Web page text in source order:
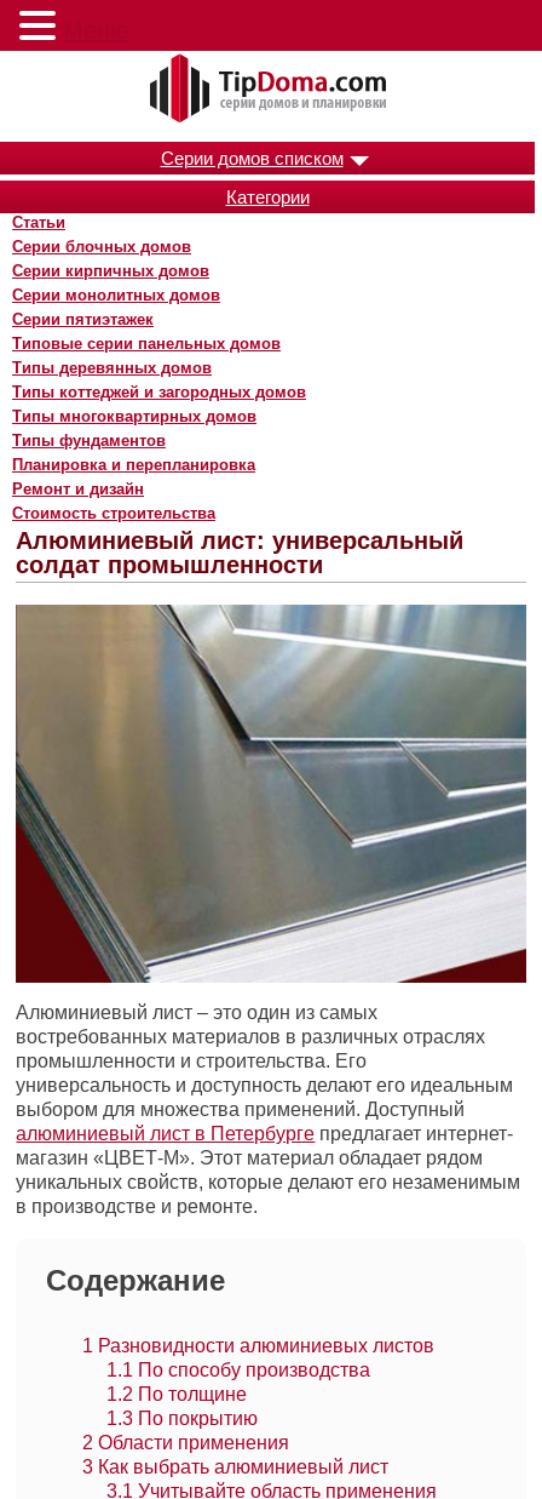
Серии домов списком
Категории
Статьи
Серии блочных домов
Серии кирпичных домов
Серии монолитных домов
Серии пятиэтажек
Типовые серии панельных домов
Типы деревянных домов
Типы коттеджей и загородных домов
Типы многоквартирных домов
Типы фундаментов
Планировка и перепланировка
Ремонт и дизайн
Стоимость строительства
Алюминиевый лист: универсальный
солдат промышленности
Алюминиевый лист – это один из самых
востребованных материалов в различных отраслях
промышленности и строительства. Его
универсальность и доступность делают его идеальным
выбором для множества применений. Доступный
алюминиевый лист в Петербурге предлагает интернет-
магазин «ЦВЕТ-М». Этот материал обладает рядом
уникальных свойств, которые делают его незаменимым
в производстве и ремонте.
Содержание
1 Разновидности алюминиевых листов
1.1 По способу производства
1.2 По толщине
1.3 По покрытию
2 Области применения
3 Как выбрать алюминиевый лист
3.1 Учитывайте область применения